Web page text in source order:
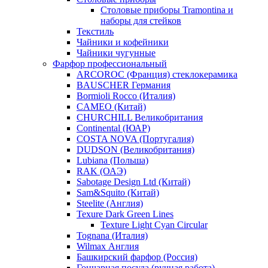
Столовые приборы Trаmоntina и
наборы для стейков
Текстиль
Чайники и кофейники
Чайники чугунные
Фарфор профессиональный
ARCOROC (Франция) стеклокерамика
BAUSCHER Германия
Bormioli Rocco (Италия)
CAMEO (Китай)
CHURCHILL Великобритания
Continental (ЮАР)
COSTA NOVA (Португалия)
DUDSON (Великобритания)
Lubiana (Польша)
RAK (ОАЭ)
Sabotage Design Ltd (Китай)
Sam&Squito (Китай)
Steelite (Англия)
Texure Dark Green Lines
Texture Light Cyan Circular
Tognana (Италия)
Wilmax Англия
Башкирский фарфор (Россия)